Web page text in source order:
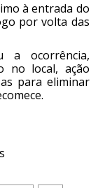
à entrada do
por volta das
a ocorrência,
no local, ação
para eliminar